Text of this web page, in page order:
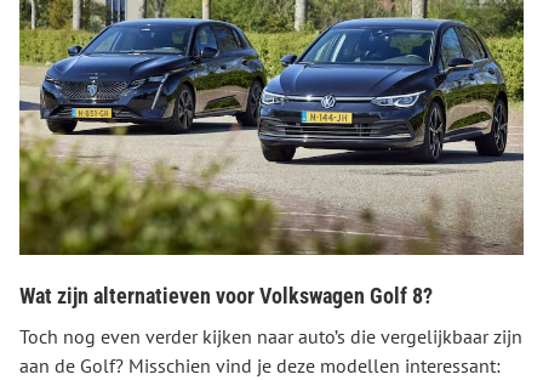
Wat zijn alternatieven voor Volkswagen Golf 8?
Toch nog even verder kijken naar auto’s die vergelijkbaar zijn
aan de Golf? Misschien vind je deze modellen interessant: